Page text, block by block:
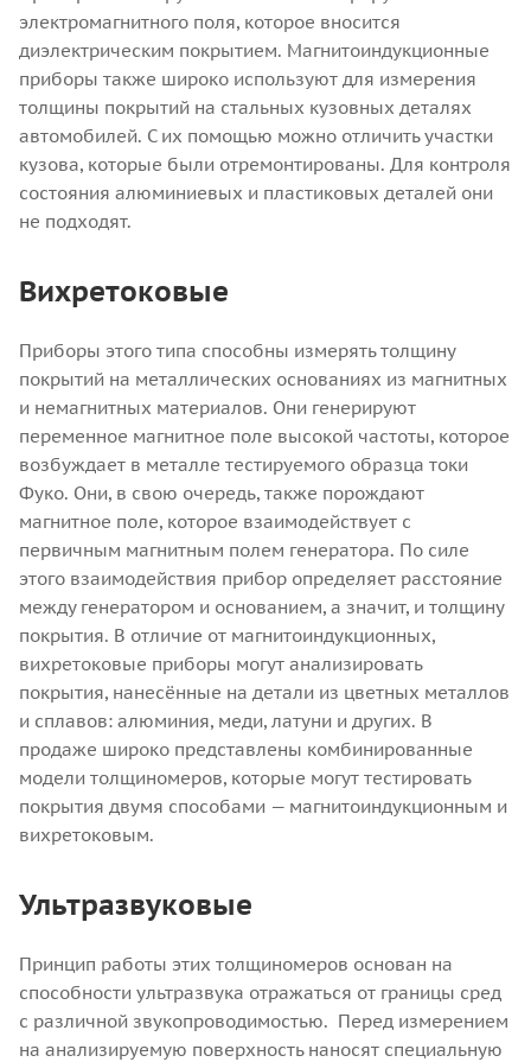
электромагнитного поля, которое вносится
диэлектрическим покрытием. Магнитоиндукционные
приборы также широко используют для измерения
толщины покрытий на стальных кузовных деталях
автомобилей. С их помощью можно отличить участки
кузова, которые были отремонтированы. Для контроля
состояния алюминиевых и пластиковых деталей они
не подходят.
Вихретоковые
Приборы этого типа способны измерять толщину
покрытий на металлических основаниях из магнитных
и немагнитных материалов. Они генерируют
переменное магнитное поле высокой частоты, которое
возбуждает в металле тестируемого образца токи
Фуко. Они, в свою очередь, также порождают
магнитное поле, которое взаимодействует с
первичным магнитным полем генератора. По силе
этого взаимодействия прибор определяет расстояние
между генератором и основанием, а значит, и толщину
покрытия. В отличие от магнитоиндукционных,
вихретоковые приборы могут анализировать
покрытия, нанесённые на детали из цветных металлов
и сплавов: алюминия, меди, латуни и других. В
продаже широко представлены комбинированные
модели толщиномеров, которые могут тестировать
покрытия двумя способами — магнитоиндукционным и
вихретоковым.
Ультразвуковые
Принцип работы этих толщиномеров основан на
способности ультразвука отражаться от границы сред
с различной звукопроводимостью. Перед измерением
на анализируемую поверхность наносят специальную